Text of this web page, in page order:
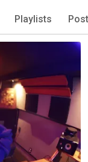
Playlists